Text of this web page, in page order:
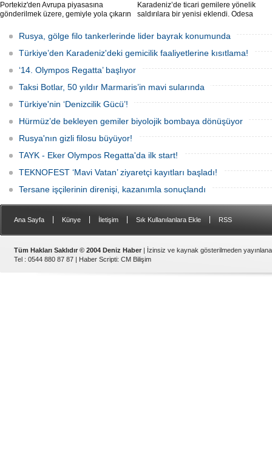
Portekiz'den Avrupa piyasasına
gönderilmek üzere, gemiyle yola çıkarın
hava ve deniz kuvvetlerinin
operasyonuyla durduruldu. Operasyon
kapsamında, gemideki iki yabancı
uyruklu kişi bir gemi mürettebatı
gözaltına alındı.
Karadeniz’de ticari gemilere yönelik
saldırılara bir yenisi eklendi. Odesa
aldığı Alman işletmesindeki Emil
gemisinde yangın çıktı; teknik sistemler
durunca mürettebat tahliye edildi.
Rusya, gölge filo tankerlerinde lider bayrak konumunda
Türkiye’den Karadeniz'deki gemicilik faaliyetlerine kısıtlama!
‘14. Olympos Regatta’ başlıyor
Taksi Botlar, 50 yıldır Marmaris’in mavi sularında
Türkiye'nin ‘Denizcilik Gücü’!
Hürmüz’de bekleyen gemiler biyolojik bombaya dönüşüyor
Rusya'nın gizli filosu büyüyor!
TAYK - Eker Olympos Regatta'da ilk start!
TEKNOFEST ‘Mavi Vatan’ ziyaretçi kayıtları başladı!
Tersane işçilerinin direnişi, kazanımla sonuçlandı
Ana Sayfa Künye İletişim Sık Kullanılanlara Ekle RSS
Tüm Hakları Saklıdır © 2004 Deniz Haber | İzinsiz ve kaynak gösterilmeden
Tel : 0544 880 87 87 | Haber Scripti: CM Bilişim